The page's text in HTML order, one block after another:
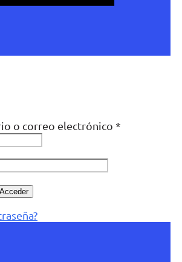
o correo electrónico *
Acceder